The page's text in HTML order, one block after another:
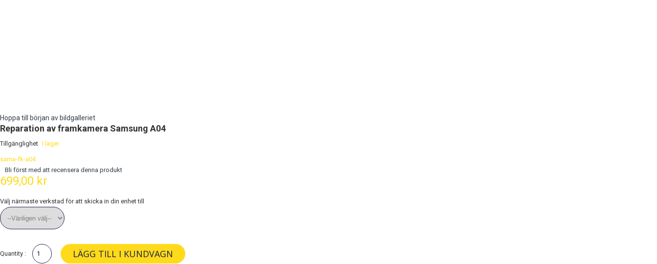
Hoppa till början av bildgalleriet
Reparation av framkamera Samsung A04
Tillgänglighet I lager
sama-fk-a04
Bli först med att recensera denna produkt
699,00 kr
Välj närmaste verkstad för att skicka in din enhet till
Quantity : LÄGG TILL I KUNDVAGN